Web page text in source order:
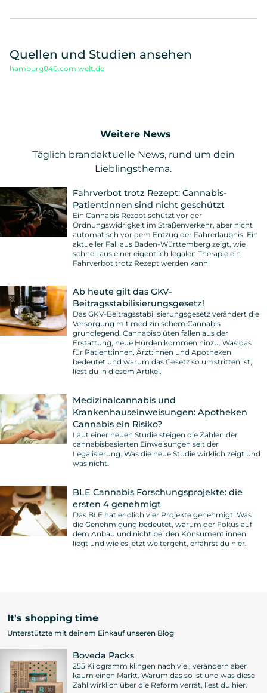
Quellen und Studien ansehen
hamburg040.com welt.de
Weitere News
Täglich brandaktuelle News, rund um dein
Lieblingsthema.
Fahrverbot trotz Rezept: Cannabis-
Patient:innen sind nicht geschützt
Ein Cannabis Rezept schützt vor der
Ordnungswidrigkeit im Straßenverkehr, aber nicht
automatisch vor dem Entzug der Fahrerlaubnis. Ein
aktueller Fall aus Baden-Württemberg zeigt, wie
schnell aus einer eigentlich legalen Therapie ein
Fahrverbot trotz Rezept werden kann!
Ab heute gilt das GKV-
Beitragsstabilisierungsgesetz!
Das GKV-Beitragsstabilisierungsgesetz verändert die
Versorgung mit medizinischem Cannabis
grundlegend. Cannabisblüten fallen aus der
Erstattung, neue Hürden kommen hinzu. Was das
für Patient:innen, Ärzt:innen und Apotheken
bedeutet und warum das Gesetz so umstritten ist,
liest du in diesem Artikel.
Medizinalcannabis und
Krankenhauseinweisungen: Apotheken
Cannabis ein Risiko?
Laut einer neuen Studie steigen die Zahlen der
cannabisbasierten Einweisungen seit der
Legalisierung. Was die neue Studie wirklich zeigt und
was nicht.
BLE Cannabis Forschungsprojekte: die
ersten 4 genehmigt
Das BLE hat endlich vier Projekte genehmigt! Was
die Genehmigung bedeutet, warum der Fokus auf
dem Anbau und nicht bei den Konsument:innen
liegt und wie es jetzt weitergeht, erfährst du hier.
It's shopping time
Unterstützte mit deinem Einkauf unseren Blog
Boveda Packs
255 Kilogramm klingen nach viel, verändern aber
kaum einen Markt. Warum das so ist und was diese
Zahl wirklich über die Reform verrät, liest du hier.